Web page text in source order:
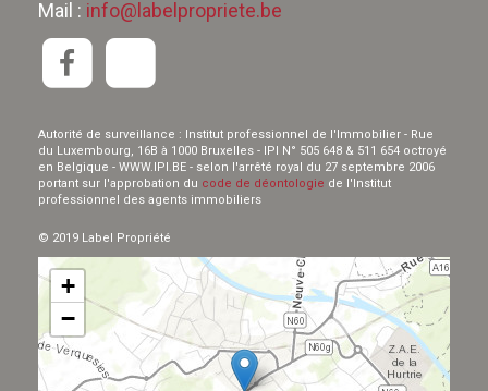
Mail : info@labelpropriete.be
Autorité de surveillance : Institut professionnel de l'Immobilier - Rue
du Luxembourg, 16B à 1000 Bruxelles - IPI N° 505 648 & 511 654 octroyé
en Belgique - WWW.IPI.BE - selon l'arrêté royal du 27 septembre 2006
portant sur l'approbation du code de déontologie de l'Institut
professionnel des agents immobiliers
© 2019 Label Propriété
+
−